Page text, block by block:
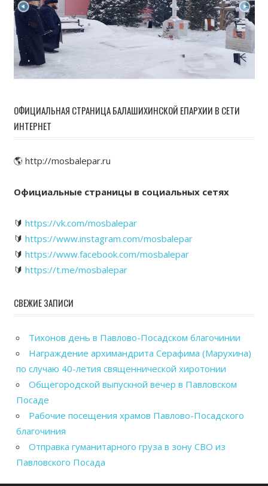
ОФИЦИАЛЬНАЯ СТРАНИЦА БАЛАШИХИНСКОЙ ЕПАРХИИ В СЕТИ
ИНТЕРНЕТ
🌎 http://mosbalepar.ru
Официальные страницы в социальных сетях
🔰 https://vk.com/mosbalepar
🔰 https://www.instagram.com/mosbalepar
🔰 https://www.facebook.com/mosbalepar
🔰 https://t.me/mosbalepar
СВЕЖИЕ ЗАПИСИ
Тихонов день в Павлово-Посадском благочинии
Награждение архимандрита Серафима (Марухина)
по случаю 40-летия священнической хиротонии
Общегородской выпускной вечер в Павловском
Посаде
Рабочие посещения храмов Павлово-Посадского
благочиния
Отправка гуманитарного груза в зону СВО из
Павловского Посада